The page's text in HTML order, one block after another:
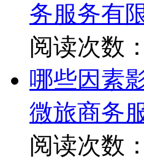
务服务有
阅读次数
哪些因素
微旅商务
阅读次数